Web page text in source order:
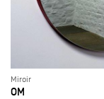
Miroir
OM